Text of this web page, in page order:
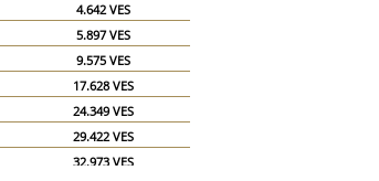
4.642 VES
5.897 VES
9.575 VES
17.628 VES
24.349 VES
29.422 VES
32.973 VES